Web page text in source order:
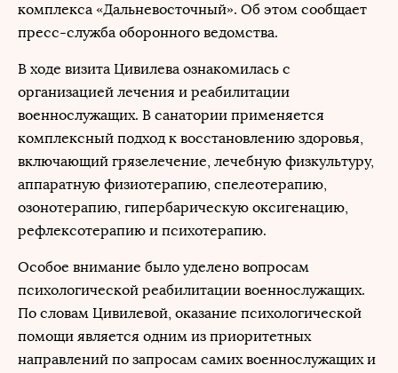
комплекса «Дальневосточный». Об этом сообщает
пресс-служба оборонного ведомства.
В ходе визита Цивилева ознакомилась с
организацией лечения и реабилитации
военнослужащих. В санатории применяется
комплексный подход к восстановлению здоровья,
включающий грязелечение, лечебную физкультуру,
аппаратную физиотерапию, спелеотерапию,
озонотерапию, гипербарическую оксигенацию,
рефлексотерапию и психотерапию.
Особое внимание было уделено вопросам
психологической реабилитации военнослужащих.
По словам Цивилевой, оказание психологической
помощи является одним из приоритетных
направлений по запросам самих военнослужащих и